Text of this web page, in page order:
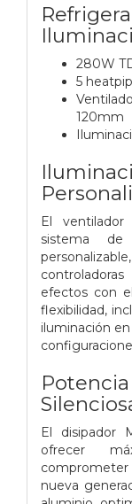
280W
5
120mm
El ventilador
sistema de
efectos con
flexibilidad,
iluminación
El disipador
ofrecer
comprometer
nueva